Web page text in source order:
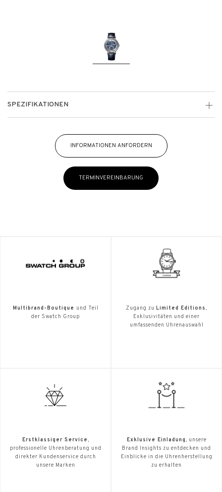
SPEZIFIKATIONEN
INFORMATIONEN ANFORDERN
TERMINVEREINBARUNG
Multibrand-Boutique
und Teil
der Swatch Group
Zugang zu Limited Editions,
Exklusivitäten und einer
umfassenden Uhrenauswahl
Erstklassiger Service,
professionelle Uhrenberatung und
direkter Kundenservice durch
unsere Marken
Exklusive Einladung, unsere
Brand Insights zu entdecken und
Einblicke in die Uhrenherstellung
zu erhalten